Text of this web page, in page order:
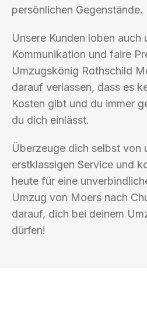
persönlichen Gegenstände.
Unsere Kunden loben auch
Kommunikation und faire
Umzugskönig Rothschild
darauf verlassen, dass es
Kosten gibt und du immer
du dich einlässt.
Überzeuge dich selbst von
erstklassigen Service und
heute für eine
Umzug von Moers nach
darauf, dich bei deinem
dürfen!